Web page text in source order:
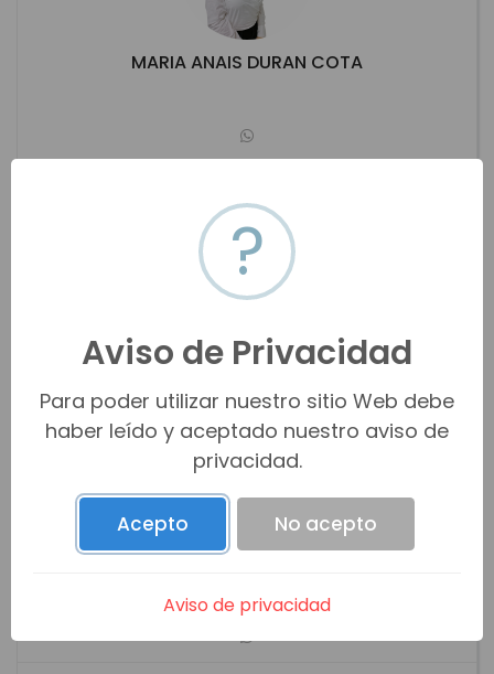
MARIA ANAIS DURAN COTA
(622) 101-4539
Hermosillo
MARIA CECILIA MENA MENDOZA
?
Aviso de Privacidad
Para poder utilizar nuestro sitio Web debe
haber leído y aceptado nuestro aviso de
privacidad.
Acepto No acepto
Aviso de privacidad